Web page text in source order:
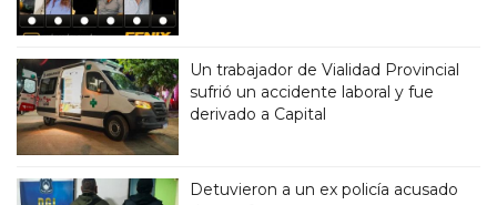
Un trabajador de Vialidad Provincial
sufrió un accidente laboral y fue
derivado a Capital
Detuvieron a un ex policía acusado